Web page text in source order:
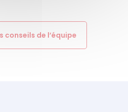
conseils de l’équipe